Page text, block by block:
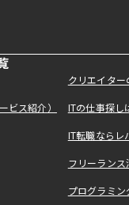
クリエイタ
ビス紹介） ITの仕事探
IT転職なら
フリーラン
プログラミ